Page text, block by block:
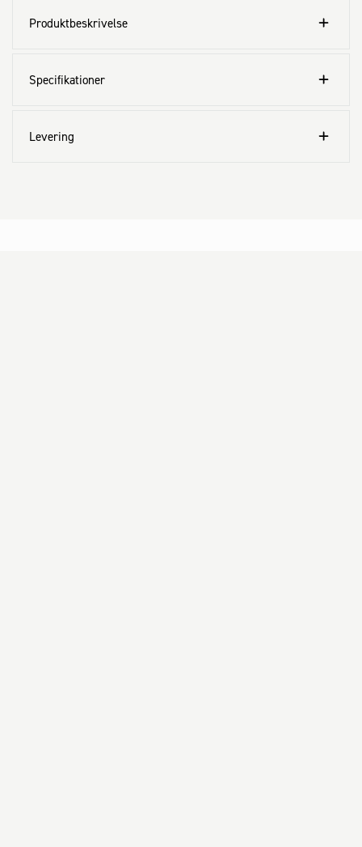
Produktbeskrivelse
Specifikationer
Levering